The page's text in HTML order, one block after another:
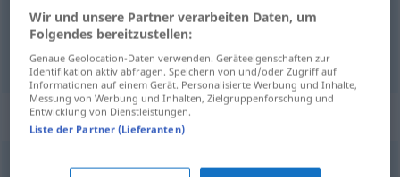
Nachdruck legenauf (ACUS) enfatizar(≈ insistir
Synonyme für "enfatizar"
Wir und unsere Partner verarbeiten Daten, um
Folgendes bereitzustellen:
Genaue Geolocation-Daten verwenden. Geräteeigenschaften zur
Identifikation aktiv abfragen. Speichern von und/oder Zugriff auf
Informationen auf einem Gerät. Personalisierte Werbung und Inhalte,
Messung von Werbung und Inhalten, Zielgruppenforschung und
Entwicklung von Dienstleistungen.
Liste der Partner (Lieferanten)